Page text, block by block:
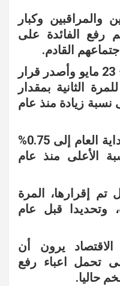
والمراقبين وكبار
رفع الفائدة على
حيث اجتمع المركزي بتاريخ 23 مايو وأصدر قرار
الثانية بمقدار
نسبة زيادة منذ عام
لترتفع الفائدة من 0.10% بداية العام إلى 0.75%
الأعلى منذ عام
في حال تم إقرارها، المرة
وتحديدا قبل عام
يرون أن
تحمل اعباء رفع
حاليا.